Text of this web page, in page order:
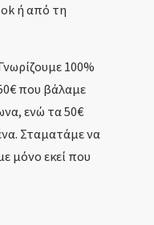
ή από τη
100%
που βάλαμε
ενώ τα 50€
Σταματάμε να
μόνο εκεί που